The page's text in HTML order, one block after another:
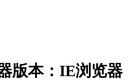
版本：IE浏览器